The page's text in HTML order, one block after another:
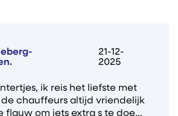
21-12-
2025
ik reis het liefste met
chauffeurs altijd vriendelijk
flauw om iets extra s te doen.